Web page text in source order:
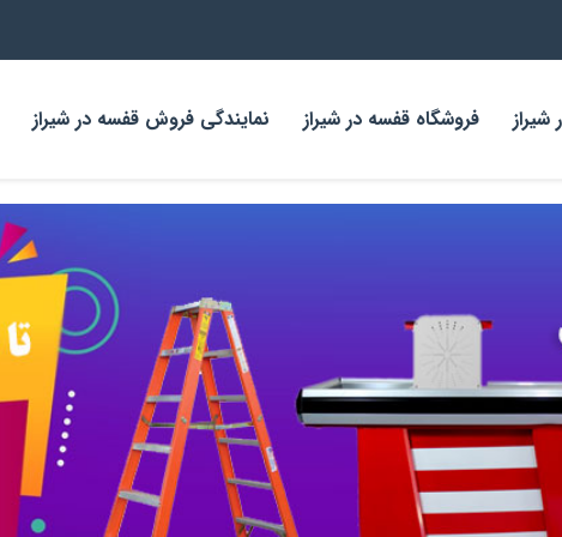
فروشگاه قفسه در شیراز نمایندگی فروش قفسه در شیراز